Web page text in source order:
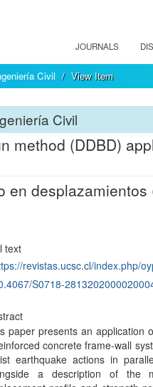
JOURNALS
Civil View Item
Civil
method (DDBD)
en
text
revistas.ucsc.cl/index.php/
S0718-
paper presents an application
concrete frame-wall
earthquake actions in
a description of the